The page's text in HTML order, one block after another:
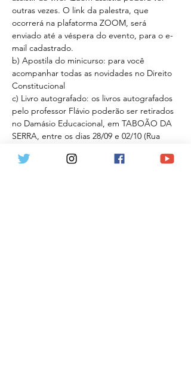
outras vezes. O link da palestra, que
ocorrerá na plafatorma ZOOM, será
enviado até a véspera do evento, para o e-
mail cadastrado.
b) Apostila do minicurso: para você
acompanhar todas as novidades no Direito
Constitucional
c) Livro autografado: os livros autografados
pelo professor Flávio poderão ser retirados
no Damásio Educacional, em TABOÃO DA
SERRA, entre os dias 28/09 e 02/10 (Rua
10h00 às 19h00.